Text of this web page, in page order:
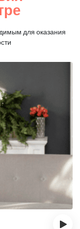
для оказания
›